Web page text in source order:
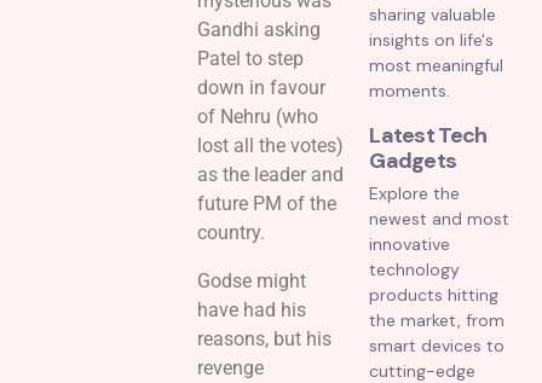
Gandhi asking
Patel to step
down in favour
of Nehru (who
lost all the votes)
as the leader and
future PM of the
country.
Godse might
have had his
reasons, but his
revenge
sharing valuable
insights on life's
most meaningful
moments.
Latest Tech
Gadgets
Explore the
newest and most
innovative
technology
products hitting
the market, from
smart devices to
cutting-edge